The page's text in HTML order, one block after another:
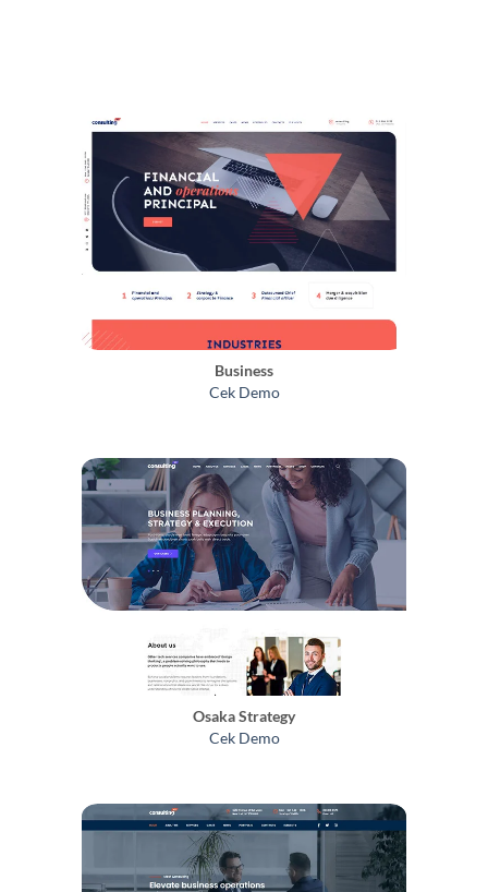
Business
Cek Demo
Osaka Strategy
Cek Demo